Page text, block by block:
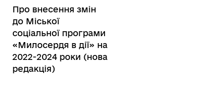
Про внесення змін
до Міської
соціальної програми
«Милосердя в дії» на
2022-2024 роки (нова
редакція)